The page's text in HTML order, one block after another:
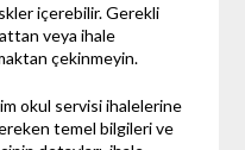
içerebilir. Gerekli
veya ihale
çekinmeyin.
okul servisi ihalelerine
temel bilgileri ve